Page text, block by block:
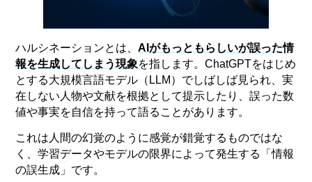
ハルシネーションとは、AIがもっともらしいが誤った情
報を生成してしまう現象を指します。ChatGPTをはじめ
とする大規模言語モデル（LLM）でしばしば見られ、実
在しない人物や文献を根拠として提示したり、誤った数
値や事実を自信を持って語ることがあります。
これは人間の幻覚のように感覚が錯覚するものではな
く、学習データやモデルの限界によって発生する「情報
の誤生成」です。